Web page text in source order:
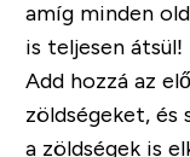
amíg minden
is teljesen átsül!
Add hozzá az
zöldségeket, és
a zöldségek is